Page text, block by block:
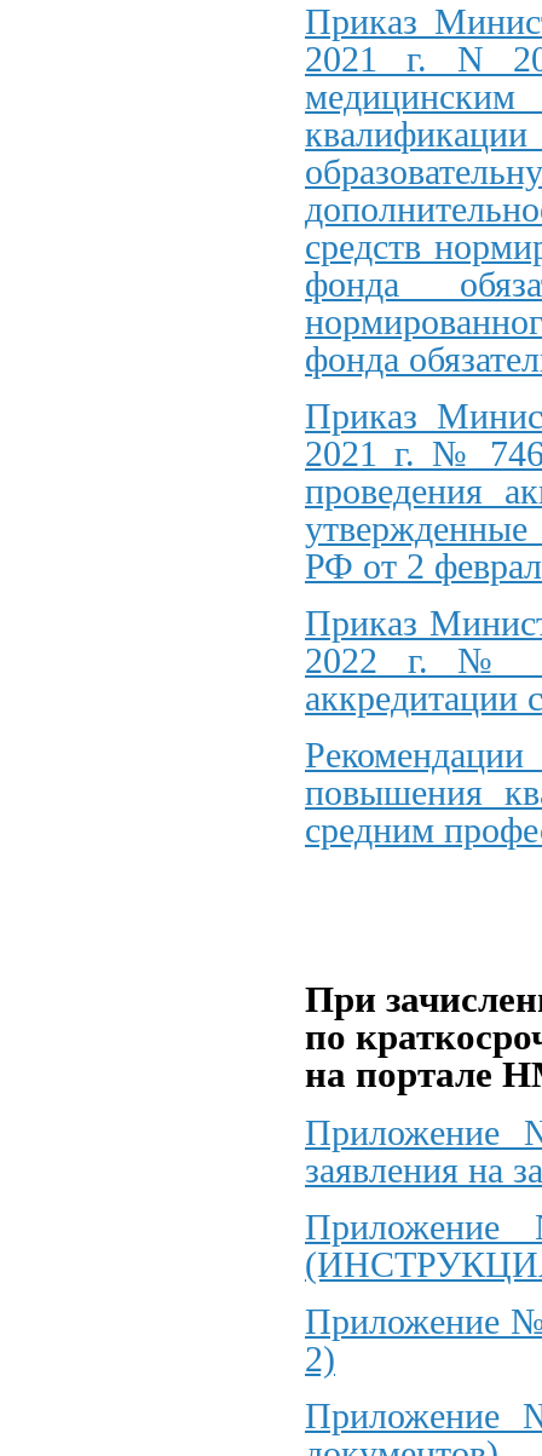
Приказ
2021 г. N
средств
фонда
фонда
Приказ
2021 г. №
проведения
утвержденные
РФ от 2
Приказ
2022 г. №
аккредитации
повышения
средним
При
по
на портале
Приложение
заявления на
Приложение
2)
Приложение